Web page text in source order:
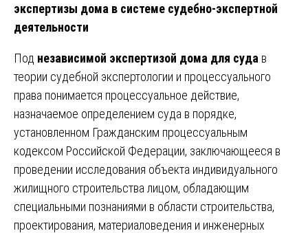
экспертизы дома в системе судебно-экспертной
деятельности
Под независимой экспертизой дома для суда в
теории судебной экспертологии и процессуального
права понимается процессуальное действие,
назначаемое определением суда в порядке,
установленном Гражданским процессуальным
кодексом Российской Федерации, заключающееся в
проведении исследования объекта индивидуального
жилищного строительства лицом, обладающим
специальными познаниями в области строительства,
проектирования, материаловедения и инженерных